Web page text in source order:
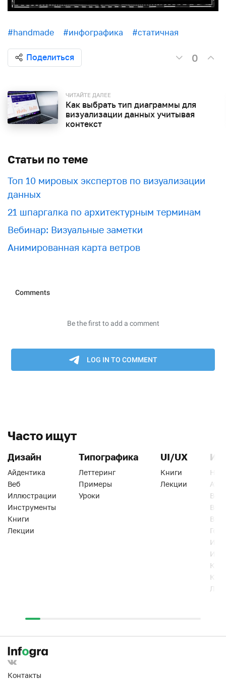
#handmade #инфографика #статичная
Поделиться 0
ЧИТАЙТЕ ДАЛЕЕ
Как выбрать тип диаграммы для
визуализации данных учитывая
контекст
Статьи по теме
Топ 10 мировых экспертов по визуализации
данных
21 шпаргалка по архитектурным терминам
Вебинар: Визуальные заметки
Анимированная карта ветров
Часто ищут
Дизайн
Айдентика
Веб
Иллюстрации
Инструменты
Книги
Лекции
Типографика
Леттеринг
Примеры
Уроки
UI/UX
Книги
Лекции
Веб
Контакты